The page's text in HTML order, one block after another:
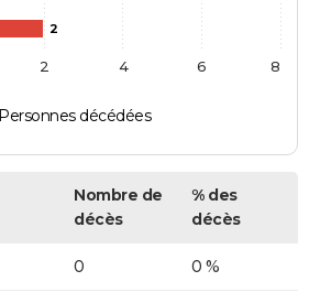
2
Personnes décédées
2 4 6 8
Nombre de
décès
% des
décès
0 0 %